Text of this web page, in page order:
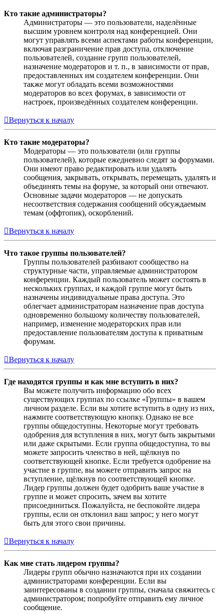
Кто такие администраторы?
Администраторы — это пользователи, наделённые
высшим уровнем контроля над конференцией. Они
могут управлять всеми аспектами работы конференции,
включая разграничение прав доступа, отключение
пользователей, создание групп пользователей,
назначение модераторов и т. п., в зависимости от прав,
предоставленных им создателем конференции. Они
также могут обладать всеми возможностями
модераторов во всех форумах, в зависимости от
настроек, произведённых создателем конференции.
Вернуться к началу
Кто такие модераторы?
Модераторы — это пользователи (или группы
пользователей), которые ежедневно следят за форумами.
Они имеют право редактировать или удалять
сообщения, закрывать, открывать, перемещать, удалять и
объединять темы на форуме, за который они отвечают.
Основные задачи модераторов — не допускать
несоответствия содержания сообщений обсуждаемым
темам (оффтопик), оскорблений.
Вернуться к началу
Что такое группы пользователей?
Группы пользователей разбивают сообщество на
структурные части, управляемые администратором
конференции. Каждый пользователь может состоять в
нескольких группах, и каждой группе могут быть
назначены индивидуальные права доступа. Это
облегчает администраторам назначение прав доступа
одновременно большому количеству пользователей,
например, изменение модераторских прав или
предоставление пользователям доступа к приватным
форумам.
Вернуться к началу
Где находятся группы и как мне вступить в них?
Вы можете получить информацию обо всех
существующих группах по ссылке «Группы» в вашем
личном разделе. Если вы хотите вступить в одну из них,
нажмите соответствующую кнопку. Однако не все
группы общедоступны. Некоторые могут требовать
одобрения для вступления в них, могут быть закрытыми
или даже скрытыми. Если группа общедоступна, то вы
можете запросить членство в ней, щёлкнув по
соответствующей кнопке. Если требуется одобрение на
участие в группе, вы можете отправить запрос на
вступление, щёлкнув по соответствующей кнопке.
Лидер группы должен будет одобрить ваше участие в
группе и может спросить, зачем вы хотите
присоединиться. Пожалуйста, не беспокойте лидера
группы, если он отклонил ваш запрос; у него могут
быть для этого свои причины.
Вернуться к началу
Как мне стать лидером группы?
Лидеры групп обычно назначаются при их создании
администраторами конференции. Если вы
заинтересованы в создании группы, сначала свяжитесь с
администратором; попробуйте отправить ему личное
сообщение.